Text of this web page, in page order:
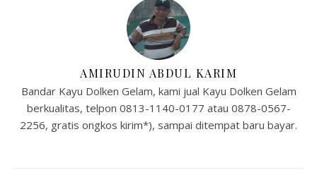
AMIRUDIN ABDUL KARIM
Bandar Kayu Dolken Gelam, kami jual Kayu Dolken Gelam
berkualitas, telpon 0813-1140-0177 atau 0878-0567-
2256, gratis ongkos kirim*), sampai ditempat baru bayar.